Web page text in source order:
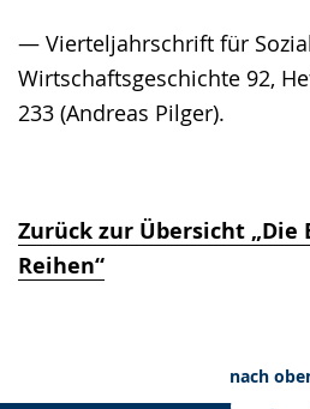
— Vierteljahrschrift für
Wirtschaftsgeschichte 92,
233 (Andreas Pilger).
Zurück zur Übersicht „Die
Reihen“
nach